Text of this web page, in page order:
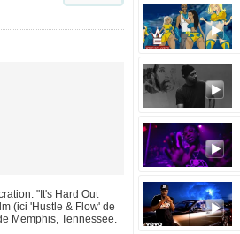
"It's Hard Out
(ici 'Hustle & Flow' de
Memphis, Tennessee.